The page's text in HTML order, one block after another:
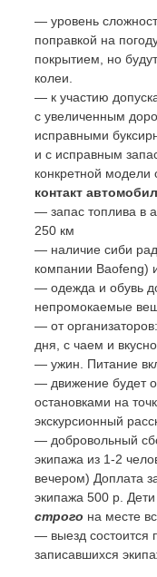
— уровень
поправкой на
покрытием, но
колеи.
— к участию
с увеличенным
исправными
и с исправным
конкретной модели
контакт
— запас топлива в
250 км
— наличие сиби
компании Baofeng)
— одежда и обувь
непромокаемые
— от
дня, с чаем и
— ужин. Питание
— движение будет
остановками на
экскурсионный
— добровольный
экипажа из 1-2
вечером) Доплата
экипажа 500 р.
строго на месте
— выезд состоится
записавшихся